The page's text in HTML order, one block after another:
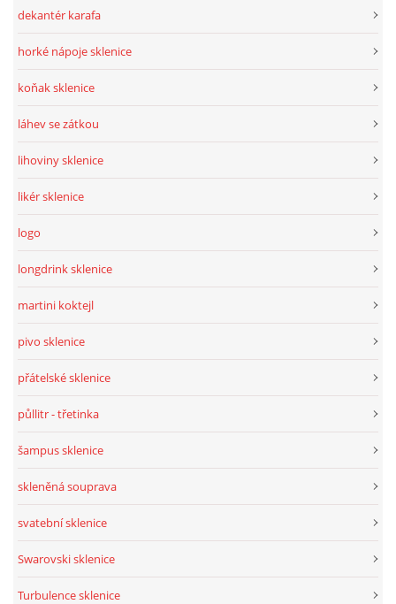
dekantér karafa
horké nápoje sklenice
koňak sklenice
láhev se zátkou
lihoviny sklenice
likér sklenice
logo
longdrink sklenice
martini koktejl
pivo sklenice
přátelské sklenice
půllitr - třetinka
šampus sklenice
skleněná souprava
svatební sklenice
Swarovski sklenice
Turbulence sklenice